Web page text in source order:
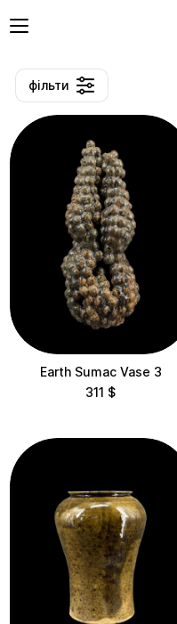
фільти
Нове
Менша Ціна
Більша Ціна
Refine
Сортування
Менша Ціна
Більша Ціна
Price
До $50 $50 – $100
$5,000 – $10,000
Categories
Earth Sumac Vase 3
311 $